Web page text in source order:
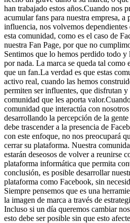
han trabajado estos años.Cuando nos
acumular fans para nuestra empresa, a
influencia, nos volvemos
esta comunidad, como es el caso de
nuestra Fan Page, por que no
Sentimos que lo hemos perdido todo y
por nada. La marca se queda tal como
que un fan.La verdad es que estas
activo real, cuando las hemos
permiten ser influentes, que disfrutan y
comunidad que les aporta
comunidad que interactúa con
desarrollando la percepción de la
debe trascender a la presencia de
con este enfoque, no nos preocupará
cerrar su plataforma. Nuestra
estarán deseosos de volver a reunirse
plataforma informática que permita
conclusión, es posible desarrollar
plataforma como Facebook, sin
Siempre pensemos que es una
la imagen de marca a través de
Incluso si un día queremos cambiar
esto debe ser posible sin que esto